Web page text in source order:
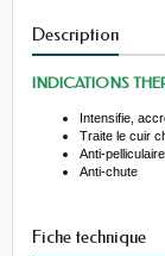
Description
INDICATIONS
Intensifie,
Traite le cuir
Anti-pelliculaire
Anti-chute
Fiche technique